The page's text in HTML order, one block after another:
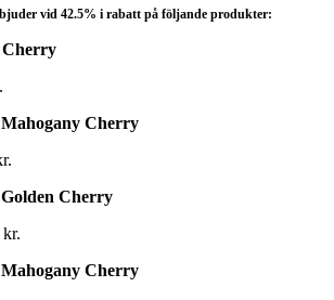
vid 42.5% i rabatt på följande produkter:
Cherry
Cherry
Cherry
Cherry